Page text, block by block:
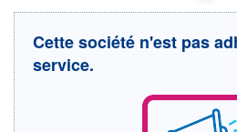
Cotation sur les autres places
OUVERTURE
+
Cette société n'est pas
service.